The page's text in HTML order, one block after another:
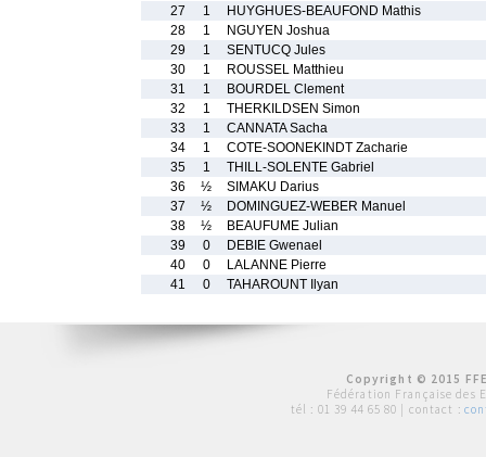
27
1
HUYGHUES-BEAUFOND Mathis
28
1
NGUYEN Joshua
29
1
SENTUCQ Jules
30
1
ROUSSEL Matthieu
31
1
BOURDEL Clement
32
1
THERKILDSEN Simon
33
1
CANNATA Sacha
34
1
COTE-SOONEKINDT Zacharie
35
1
THILL-SOLENTE Gabriel
36
½
SIMAKU Darius
37
½
DOMINGUEZ-WEBER Manuel
38
½
BEAUFUME Julian
39
0
DEBIE Gwenael
40
0
LALANNE Pierre
41
0 TAHAROUNT Ilyan
Copyright © 2015
Fédération Française des
tél : 01 39 44 65 80 | contact :